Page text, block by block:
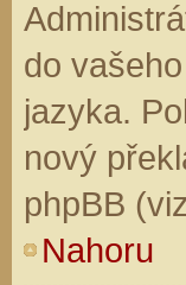
do
jazyka.
nový
phpBB
Nahoru